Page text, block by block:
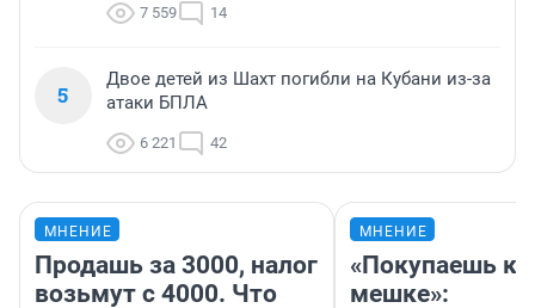
7 559 14
5
Двое детей из Шахт погибли на Кубани из-за
атаки БПЛА
6 221 42
МНЕНИЕ
Продашь за 3000, налог
возьмут с 4000. Что
МНЕНИЕ
«Покупаешь
мешке»: